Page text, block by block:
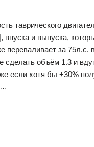
таврического
впуска и выпуска,
переваливает за 75л.с.
сделать объём 1.3 и
если хотя бы +30%